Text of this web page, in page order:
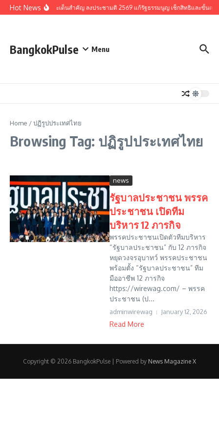
Skip to content
Hot Newsรวมประเด็นสำคัญ ลงประชามติ 2569 แก้รัฐธรรมนูญ เช็กสิทธิและขั้นตอ
BangkokPulse Menu
Home /ปฏิรูปประเทศไทย
Browsing Tag: ปฏิรูปประเทศไทย
news
รัฐบาลประชาชน พรรค
ประชาชน เปิดทีม
บริหาร 12 ภารกิจ
พรรคประชาชนเปิดตัวทีมบริหาร
“รัฐบาลประชาชน” กับ 12 ภารกิจ
หยุดวงจรอุบาทว์ พรรคประชาชน
พร้อมตั้ง “รัฐบาลประชาชน” ทีม
มืออาชีพ 12 ภารกิจ
https://wirewag.com/ – พรรค
ประชาชน (ป...
adminwirewag January 12, 2026
Read More
Copyright © 2026 BangkokPulse | Powered by News Magazine X